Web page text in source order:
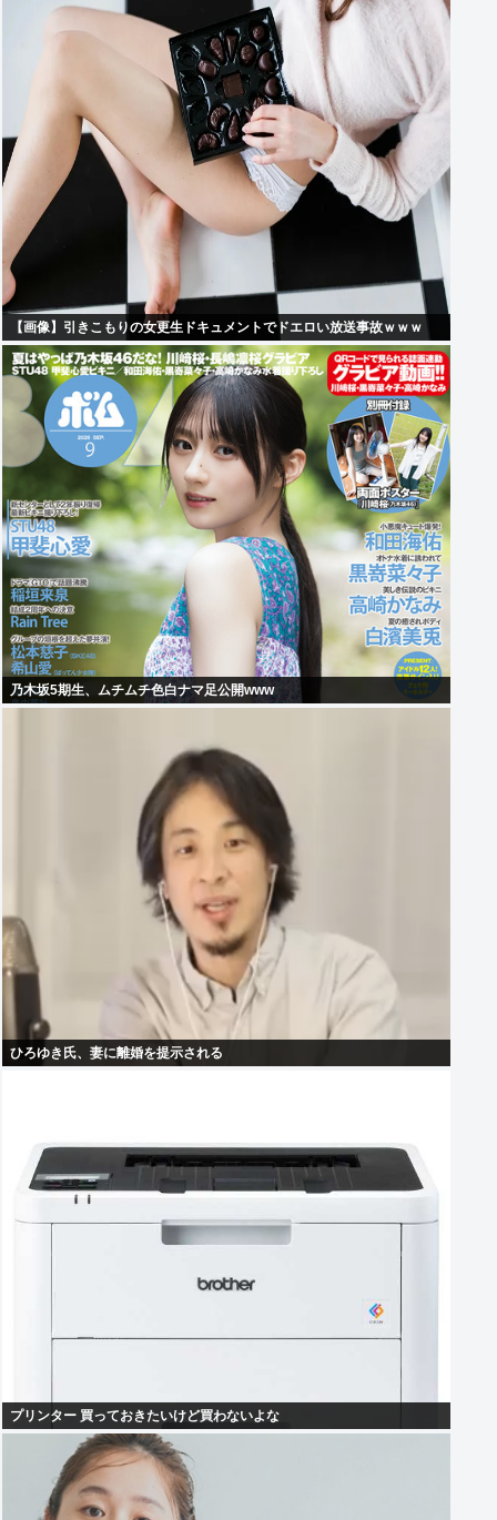
【画像】引きこもりの女更生ドキュメントでドエロい放送事故ｗｗｗ
乃木坂5期生、ムチムチ色白ナマ足公開www
ひろゆき氏、妻に離婚を提示される
プリンター 買っておきたいけど買わないよな